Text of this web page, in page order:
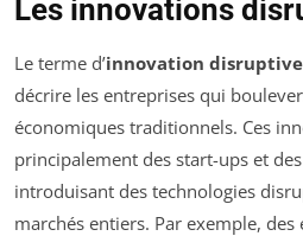
Les innovations
Le terme d’innovation disruptive
décrire les entreprises qui
économiques traditionnels. Ces
principalement des start-ups et
introduisant des technologies
marchés entiers. Par exemple,